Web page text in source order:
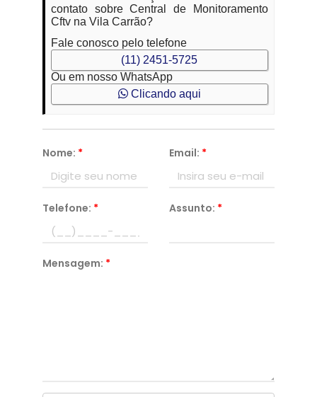
contato sobre Central de Monitoramento
Cftv na Vila Carrão?
Fale conosco pelo telefone
(11) 2451-5725
Ou em nosso WhatsApp
Clicando aqui
Nome: * Email: *
Telefone: * Assunto: *
Mensagem: *